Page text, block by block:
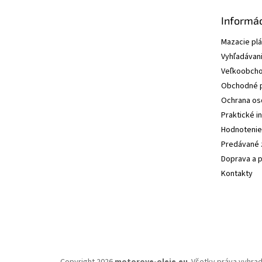
Mazacie
Obchodné
Ochrana
Praktické
Predávané
Doprava a
Kontakty